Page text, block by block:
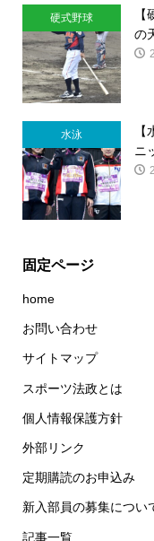
硬式野球
の
水泳
ニ
固定ページ
home
お問い合わせ
サイトマップ
スポーツ法政とは
個人情報保護方針
外部リンク
定期購読のお申込み
新入部員の募集につい
記事一覧